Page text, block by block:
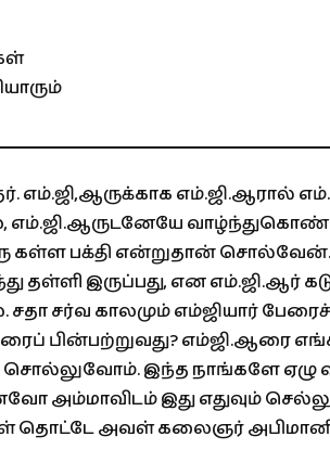
எம்.ஜி,ஆருக்காக எம்.ஜி.ஆரால்
எம்.ஜி.ஆருடனேயே
கள்ள பக்தி என்றுதான்
தள்ளி இருப்பது, என எம்.ஜி.ஆர்
சதா சர்வ காலமும் எம்ஜியார்
பின்பற்றுவது? எம்ஜி.ஆரை
இந்த நாங்களே ஏழு
அம்மாவிடம் இது எதுவும்
தொட்டே அவள் கலைஞர்